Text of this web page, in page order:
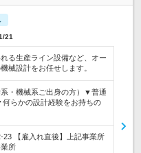
21
る生産ライン設備など、オー
械設計をお任せします。
・機械系ご出身の方）▼普通
らかの設計経験をお持ちの
【雇入れ直後】上記事業所
所